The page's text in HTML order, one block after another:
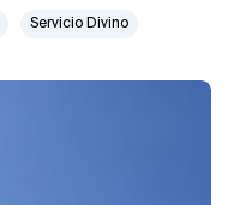
Servicio Divino